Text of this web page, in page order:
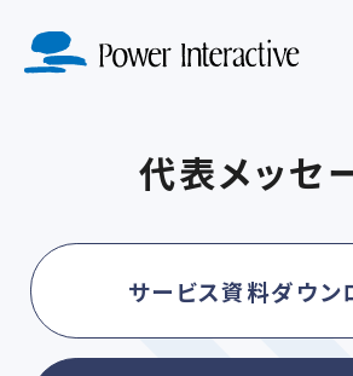
代表メッセ
サービス資料ダウン